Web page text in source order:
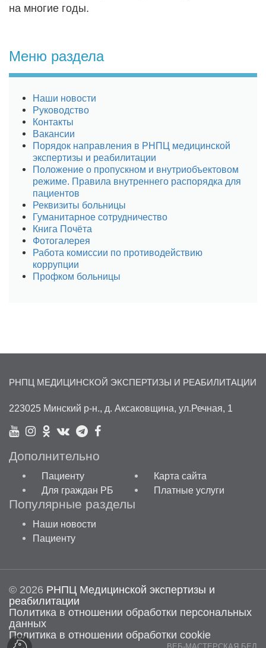
на многие годы.
Меню раздела
Наши новости
Руководство
Контакты
Вакансии
Порядок направления в РНПЦ медицинской
экспертизы и реабилитации
Положение о пропускном и внутриобъектовом
режиме. Правила внутреннего распорядка для
пациентов
Реквизиты больницы
Гуманитарное сотрудничество
Книга Почёта
Фотогалерея
Работа комиссии по противодействию
коррупции
Профком больницы
РНПЦ МЕДИЦИНСКОЙ ЭКСПЕРТИЗЫ И РЕАБИЛИТАЦИИ
223025 Минский р-н., д. Аксаковщина, ул.Речная, 1
Дополнительно
Пациенту
Карта сайта
Для граждан РБ
Платные услуги
Популярные разделы
Наши новости
Пациенту
© 2026 РНПЦ Медицинской экспертизы и
реабилитации
Политика в отношении обработки персональных
данных
Политика в отношении обработки cookie